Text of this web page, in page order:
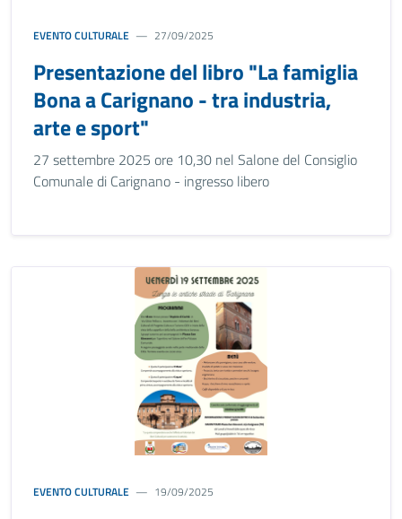
EVENTO CULTURALE 27/09/2025
Presentazione del libro "La famiglia
Bona a Carignano - tra industria,
arte e sport"
27 settembre 2025 ore 10,30 nel Salone del Consiglio
Comunale di Carignano - ingresso libero
EVENTO CULTURALE 19/09/2025